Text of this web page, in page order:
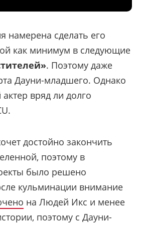
намерена сделать его
как минимум в следующие
. Поэтому даже
Дауни-младшего. Однако
вряд ли долго
достойно закончить
поэтому в
было решено
кульминации внимание
на Людей Икс и менее
поэтому с Дауни-